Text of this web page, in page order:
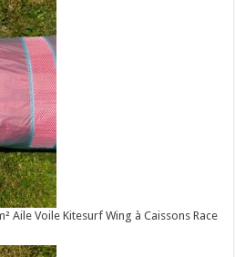
Aile Voile Kitesurf Wing à Caissons Race